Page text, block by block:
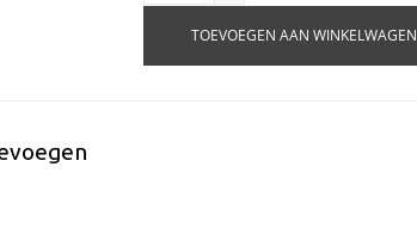
TOEVOEGEN AAN WINKELWAGEN